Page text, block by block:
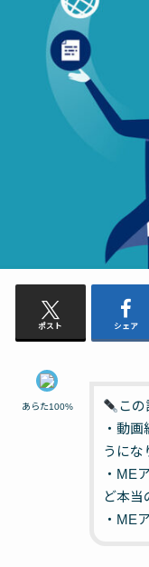
ポスト シェア
あらた100%
こ
・動
うに
・ME
ど本当
・ME